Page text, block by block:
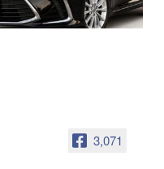
3,071